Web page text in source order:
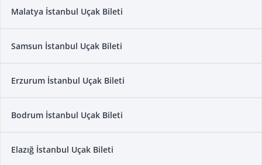
Malatya İstanbul Uçak Bileti
Samsun İstanbul Uçak Bileti
Erzurum İstanbul Uçak Bileti
Bodrum İstanbul Uçak Bileti
Elazığ İstanbul Uçak Bileti